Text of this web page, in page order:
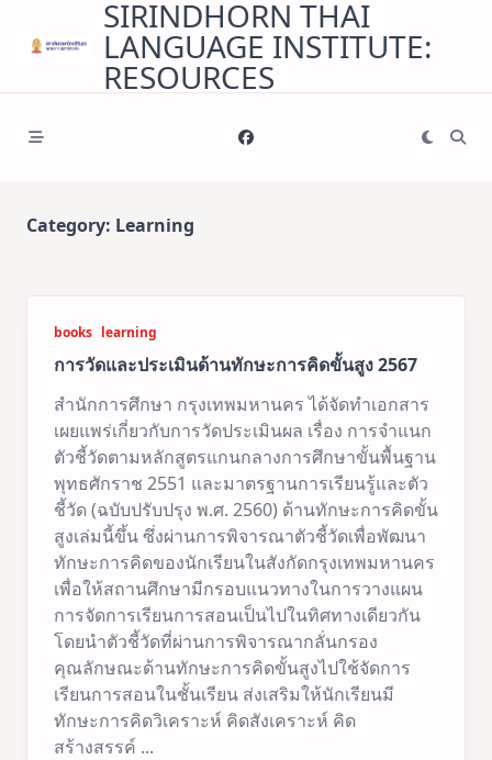
SIRINDHORN THAI
LANGUAGE INSTITUTE:
RESOURCES
Category: Learning
books learning
การวัดและประเมินด้านทักษะการคิดขั้นสูง 2567
สำนักการศึกษา กรุงเทพมหานคร ได้จัดทำเอกสาร
เผยแพร่เกี่ยวกับการวัดประเมินผล เรื่อง การจำแนก
ตัวชี้วัดตามหลักสูตรแกนกลางการศึกษาขั้นพื้นฐาน
พุทธศักราช 2551 และมาตรฐานการเรียนรู้และตัว
ชี้วัด (ฉบับปรับปรุง พ.ศ. 2560) ด้านทักษะการคิดขั้น
สูงเล่มนี้ขึ้น ซึ่งผ่านการพิจารณาตัวชี้วัดเพื่อพัฒนา
ทักษะการคิดของนักเรียนในสังกัดกรุงเทพมหานคร
เพื่อให้สถานศึกษามีกรอบแนวทางในการวางแผน
การจัดการเรียนการสอนเป็นไปในทิศทางเดียวกัน
โดยนำตัวชี้วัดที่ผ่านการพิจารณากลั่นกรอง
คุณลักษณะด้านทักษะการคิดขั้นสูงไปใช้จัดการ
เรียนการสอนในชั้นเรียน ส่งเสริมให้นักเรียนมี
ทักษะการคิดวิเคราะห์ คิดสังเคราะห์ คิด
สร้างสรรค์ ...